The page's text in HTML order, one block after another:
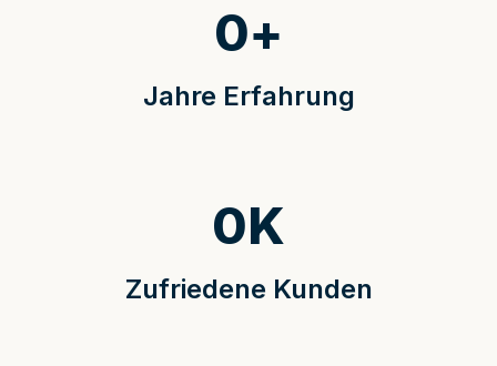
Jahre Erfahrung
0+
Zufriedene Kunden
0K